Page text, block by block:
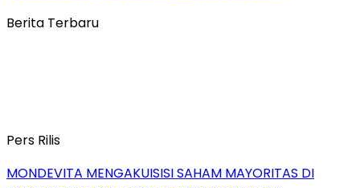
Berita Terbaru
Pers Rilis
MONDEVITA MENGAKUISISI SAHAM MAYORITAS DI